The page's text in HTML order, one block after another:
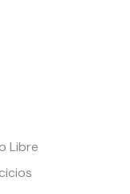
Libre